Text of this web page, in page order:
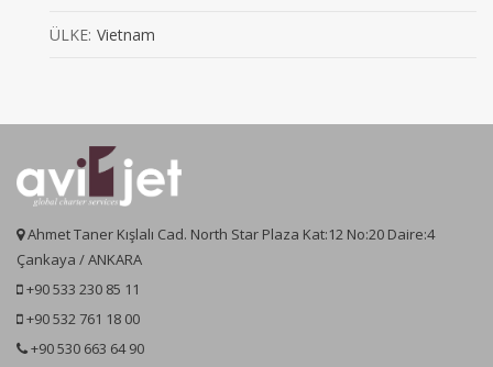
ÜLKE: Vietnam
Ahmet Taner Kışlalı Cad. North Star Plaza Kat:12 No:20 Daire:4
Çankaya / ANKARA
+90 533 230 85 11
+90 532 761 18 00
+90 530 663 64 90